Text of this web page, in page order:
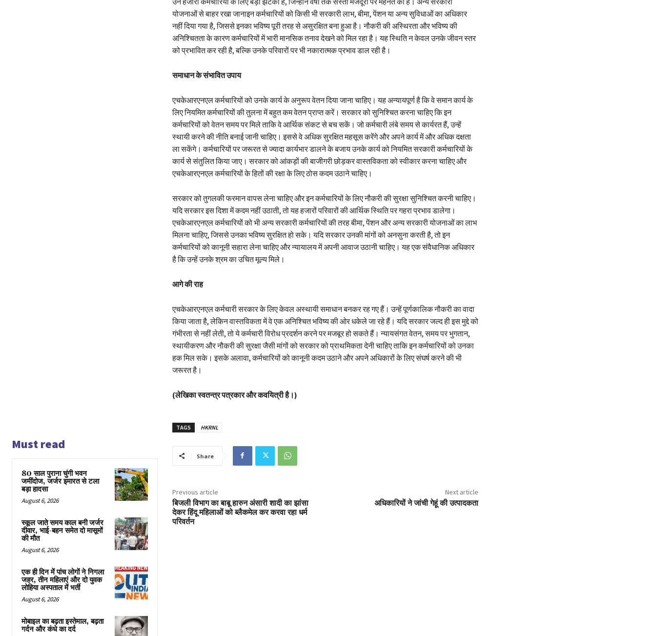
योजनाओं से बाहर रखा जानाइन कर्मचारियों को किसी भी सरकारी लाभ, बीमा, पेंशन या अन्य सुविधाओं का अधिकार
नहीं दिया गया है, जिससे इनका भविष्य पूरी तरह से असुरक्षित बना हुआ है। नौकरी की अस्थिरता और भविष्य की
अनिश्चितता के कारण कर्मचारियों में भारी मानसिक तनाव देखने को मिल रहा है। यह स्थिति न केवल उनके जीवन स्तर
को प्रभावित कर रही है, बल्कि उनके परिवारों पर भी नकारात्मक प्रभाव डाल रही है।
समाधान के संभावित उपाय
एचकेआरएनएल कर्मचारियों को उनके कार्य के अनुरूप वेतन दिया जाना चाहिए। यह अन्यायपूर्ण है कि वे समान कार्य के
लिए नियमित कर्मचारियों की तुलना में बहुत कम वेतन प्राप्त करें। सरकार को सुनिश्चित करना चाहिए कि इन
कर्मचारियों को वेतन समय पर मिले ताकि वे आर्थिक संकट से बच सकें। जो कर्मचारी लंबे समय से कार्यरत हैं, उन्हें
स्थायी करने की नीति बनाई जानी चाहिए। इससे वे अधिक सुरक्षित महसूस करेंगे और अपने कार्य में और अधिक दक्षता
ला सकेंगे। कर्मचारियों पर जरूरत से ज्यादा कार्यभार डालने के बजाय उनके कार्य को नियमित सरकारी कर्मचारियों के
कार्य से संतुलित किया जाए। सरकार को आंकड़ों की बाजीगरी छोड़कर वास्तविकता को स्वीकार करना चाहिए और
एचकेआरएनएल कर्मचारियों के हितों की रक्षा के लिए ठोस कदम उठाने चाहिए।
सरकार को तुगलकी फरमान वापस लेना चाहिए और इन कर्मचारियों के लिए नौकरी की सुरक्षा सुनिश्चित करनी चाहिए।
यदि सरकार इस दिशा में कदम नहीं उठाती, तो यह हजारों परिवारों की आर्थिक स्थिति पर गहरा प्रभाव डालेगा।
एचकेआरएनएल कर्मचारियों को भी अन्य सरकारी कर्मचारियों की तरह बीमा, पेंशन और अन्य सरकारी योजनाओं का लाभ
मिलना चाहिए, जिससे उनका भविष्य सुरक्षित हो सके। यदि सरकार उनकी मांगों को अनसुना करती है, तो इन
कर्मचारियों को कानूनी सहारा लेना चाहिए और न्यायालय में अपनी आवाज उठानी चाहिए। यह एक संवैधानिक अधिकार
है कि उन्हें उनके श्रम का उचित मूल्य मिले।
आगे की राह
एचकेआरएनएल कर्मचारी सरकार के लिए केवल अस्थायी समाधान बनकर रह गए हैं। उन्हें पूर्णकालिक नौकरी का वादा
किया जाता है, लेकिन वास्तविकता में वे एक अनिश्चित भविष्य की ओर धकेले जा रहे हैं। यदि सरकार जल्द ही इस मुद्दे को
गंभीरता से नहीं लेती, तो ये कर्मचारी विरोध प्रदर्शन करने पर मजबूर हो सकते हैं। न्यायसंगत वेतन, समय पर भुगतान,
स्थायीकरण और नौकरी की सुरक्षा जैसी मांगों को सरकार को प्राथमिकता देनी चाहिए ताकि इन कर्मचारियों को उनका
हक मिल सके। इसके अलावा, कर्मचारियों को कानूनी कदम उठाने और अपने अधिकारों के लिए संघर्ष करने की भी
जरूरत है।
(लेखिका स्वतन्त्र पत्रकार और कवयित्री है।)
TAGS HKRNL
Must read
80 साल पुराना चुंगी भवन
जमींदोज, जर्जर इमारत से टला
बड़ा हादसा
August 6, 2026
स्कूल जाते समय काल बनी जर्जर
दीवार, भाई-बहन समेत दो मासूमों
की मौत
August 6, 2026
एक ही दिन में पांच लोगों ने निगला
जहर, तीन महिलाएं और दो युवक
लोहिया अस्पताल में भर्ती
August 6, 2026
मोबाइल का बढ़ता इस्तेमाल, बढ़ता
गर्दन और कंधे का दर्द
Share
Previous article
बिजली विभाग का बाबू हारुन अंसारी शादी का झांसा
देकर हिंदू महिलाओं को ब्लैकमेल कर करवा रहा धर्म
परिवर्तन
Next article
अधिकारियों ने जांची गेहूं की उत्पादकता